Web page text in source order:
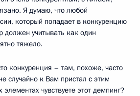
Я думаю, что любой
который попадает в конкуренцию
должен учитывать как один
тяжело.
конкуренция – там, похоже, часто
случайно к Вам пристал с этим
чувствуете этот демпинг?